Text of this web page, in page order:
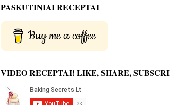
PASKUTINIAI RECEPTAI
Buy me a coffee
VIDEO RECEPTAI! LIKE, SHARE,